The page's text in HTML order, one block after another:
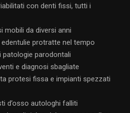
con denti fissi, tutti i
mobili da diversi anni
protratte nel tempo
patologie parodontali
e diagnosi sbagliate
protesi fissa e impianti spezzati
d’osso autologhi falliti